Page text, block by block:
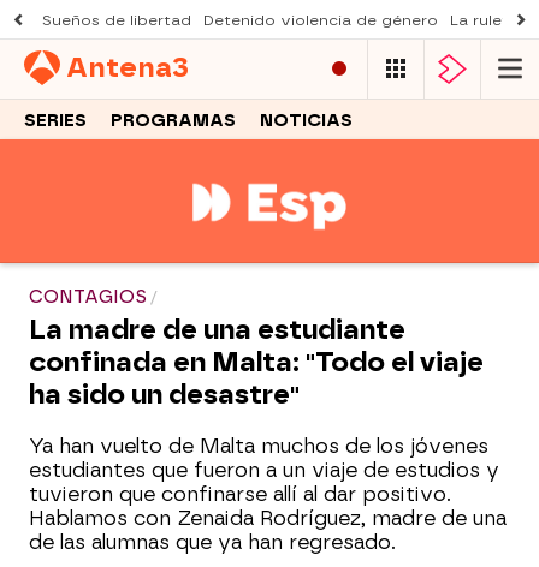
Sueños de libertad Detenido violencia de género La ruleta
Antena3
SERIES PROGRAMAS NOTICIAS
CONTAGIOS
La madre de una estudiante
confinada en Malta: "Todo el viaje
ha sido un desastre"
Ya han vuelto de Malta muchos de los jóvenes
estudiantes que fueron a un viaje de estudios y
tuvieron que confinarse allí al dar positivo.
Hablamos con Zenaida Rodríguez, madre de una
de las alumnas que ya han regresado.